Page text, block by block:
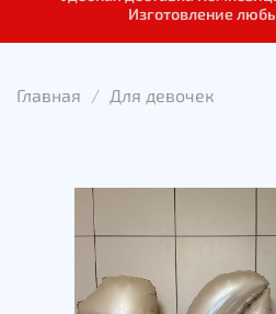
Изготовление
Главная Для девочек